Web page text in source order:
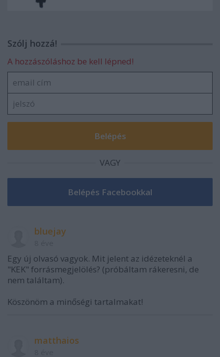
Szólj hozzá!
A hozzászóláshoz be kell lépned!
VAGY
bluejay
Egy új olvasó vagyok. Mit jelent az idézeteknél a
"KEK" forrásmegjelölés? (próbáltam rákeresni, de
nem találtam).
Köszönöm a minőségi tartalmakat!
matthaios